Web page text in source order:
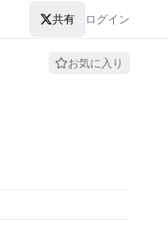
共有 ログイン
お気に入り